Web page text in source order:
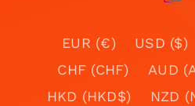
EUR (€) USD ($)
CHF (CHF)
AUD
HKD (HKD$)
NZD